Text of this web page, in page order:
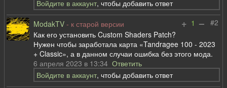
Войдите в аккаунт, чтобы добавить ответ
#2
+ 1 –
ModakTV - к старой версии
Как его установить Custom Shaders Patch?
Нужен чтобы заработала карта «Tandragee 100 - 2023
+ Classic», а в данном случаи ошибка без этого мода.
6 апреля 2023 в 13:34Ответить
Войдите в аккаунт, чтобы добавить ответ